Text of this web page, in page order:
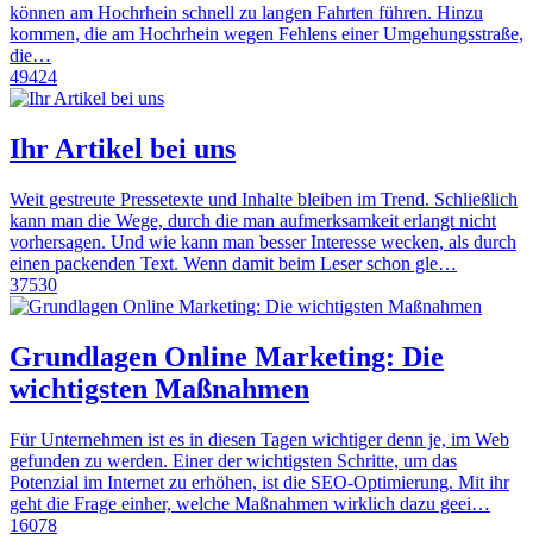
können am Hochrhein schnell zu langen Fahrten führen. Hinzu
kommen, die am Hochrhein wegen Fehlens einer Umgehungsstraße,
die…
49424
Ihr Artikel bei uns
Weit gestreute Pressetexte und Inhalte bleiben im Trend. Schließlich
kann man die Wege, durch die man aufmerksamkeit erlangt nicht
vorhersagen. Und wie kann man besser Interesse wecken, als durch
einen packenden Text. Wenn damit beim Leser schon gle…
37530
Grundlagen Online Marketing: Die
wichtigsten Maßnahmen
Für Unternehmen ist es in diesen Tagen wichtiger denn je, im Web
gefunden zu werden. Einer der wichtigsten Schritte, um das
Potenzial im Internet zu erhöhen, ist die SEO-Optimierung. Mit ihr
geht die Frage einher, welche Maßnahmen wirklich dazu geei…
16078